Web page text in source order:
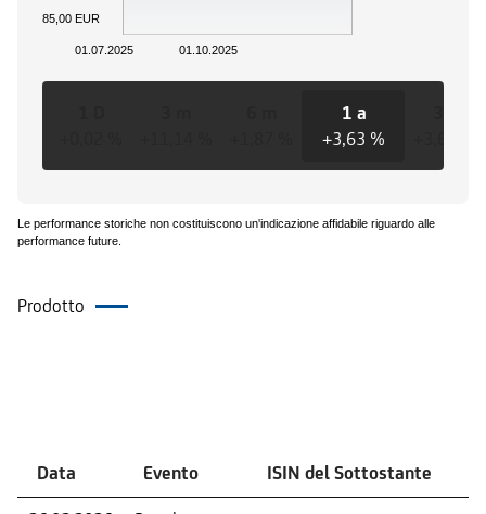
01.10.2025
01.07.2025
85,00 EUR
1 a
+3,63 %
Le performance storiche non costituiscono un'indicazione affidabile riguardo alle
performance future.
Prodotto
Data Evento ISIN del Sottostante